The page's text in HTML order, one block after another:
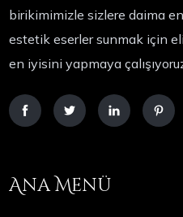
birikimimizle sizlere daima
estetik eserler sunmak için
en iyisini yapmaya
Ana Menü